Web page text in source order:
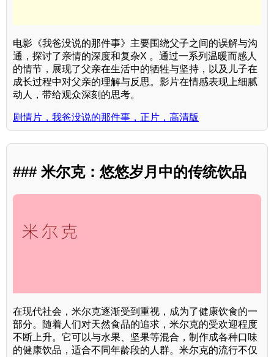
电影《我爸没说的那件事》主要围绕父子之间的误解与沟
通，探讨了亲情的深度和复杂X 。通过一系列温暖而感人
的情节，展现了父亲在生活中的牺牲与坚持，以及儿子在
成长过程中对父亲的理解与反思。影片在情感表现上细腻
动人，带给观众深刻的思考。
剧情片，我爸没说的那件事，正片，高清版
### 米尔克：悠悠岁月中的传统饮品
在现代社会，米尔克逐渐受到重视，成为了健康饮食的一
部分。随着人们对天然食品的追求，米尔克的受欢迎程度
不断上升。它可以与水果、坚果等混合，制作成各种口味
的健康饮品，适合不同年龄段的人群。米尔克的流行不仅